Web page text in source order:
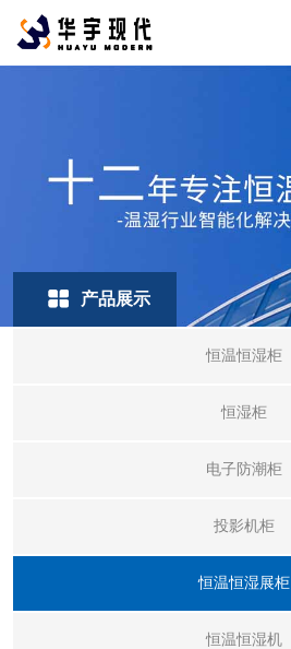
产品展示
恒温恒湿柜
恒湿柜
电子防潮柜
投影机柜
恒温恒湿展柜
恒温恒湿机